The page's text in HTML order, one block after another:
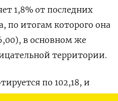
1,8% от последних
по итогам которого она
в основном же
территории.
по 102,18, и